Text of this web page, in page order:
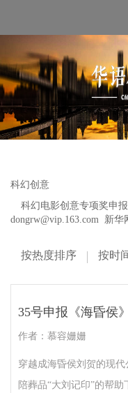
科幻创意
科幻电影创意专项奖申
dongrw@vip.163.com 新华
按热度排序 按时
35号申报《海昏侯》
作者：慕容姗姗
穿越成海昏侯刘贺的现
陪葬品“大刘记印”的帮